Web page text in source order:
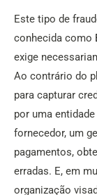
Este tipo de
conhecida como
exige
Ao contrário do
para capturar
por uma
fornecedor, um
pagamentos,
erradas. E, em
organização